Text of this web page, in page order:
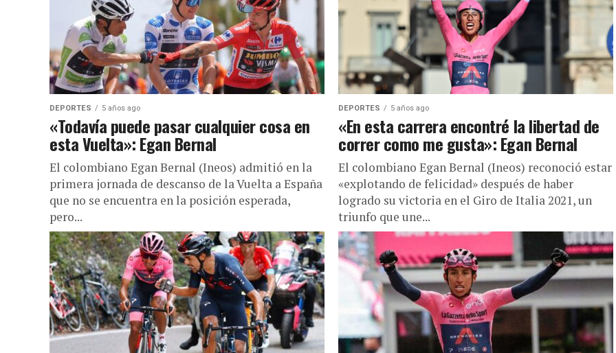
DEPORTES 5 años ago
«Todavía puede pasar cualquier cosa en
esta Vuelta»: Egan Bernal
El colombiano Egan Bernal (Ineos) admitió en la
primera jornada de descanso de la Vuelta a España
que no se encuentra en la posición esperada,
pero...
DEPORTES 5 años ago
«En esta carrera encontré la libertad de
correr como me gusta»: Egan Bernal
El colombiano Egan Bernal (Ineos) reconoció estar
«explotando de felicidad» después de haber
logrado su victoria en el Giro de Italia 2021, un
triunfo que une...